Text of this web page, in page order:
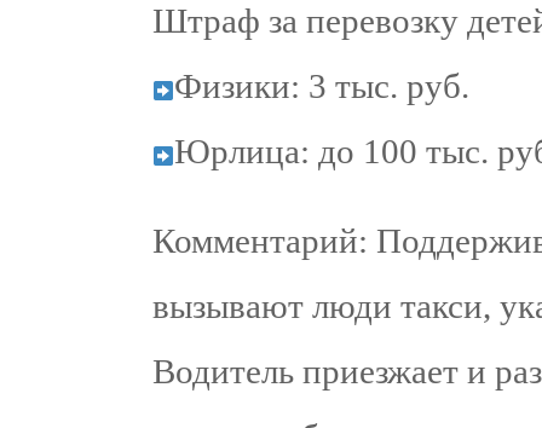
Штраф за перевозку
Физики: 3 тыс. руб.
Юрлица: до 100 тыс.
Комментарий:
вызывают люди такси,
Водитель приезжает и